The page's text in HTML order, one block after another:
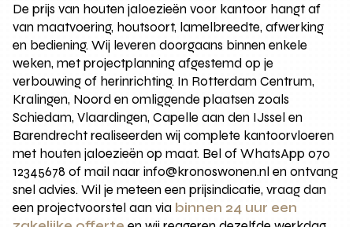
De prijs van houten jaloezieën voor kantoor hangt af
van maatvoering, houtsoort, lamelbreedte, afwerking
en bediening. Wij leveren doorgaans binnen enkele
weken, met projectplanning afgestemd op je
verbouwing of herinrichting. In Rotterdam Centrum,
Kralingen, Noord en omliggende plaatsen zoals
Schiedam, Vlaardingen, Capelle aan den IJssel en
Barendrecht realiseerden wij complete kantoorvloeren
met houten jaloezieën op maat. Bel of WhatsApp 070
12345678 of mail naar info@kronoswonen.nl en ontvang
snel advies. Wil je meteen een prijsindicatie, vraag dan
een projectvoorstel aan via binnen 24 uur een